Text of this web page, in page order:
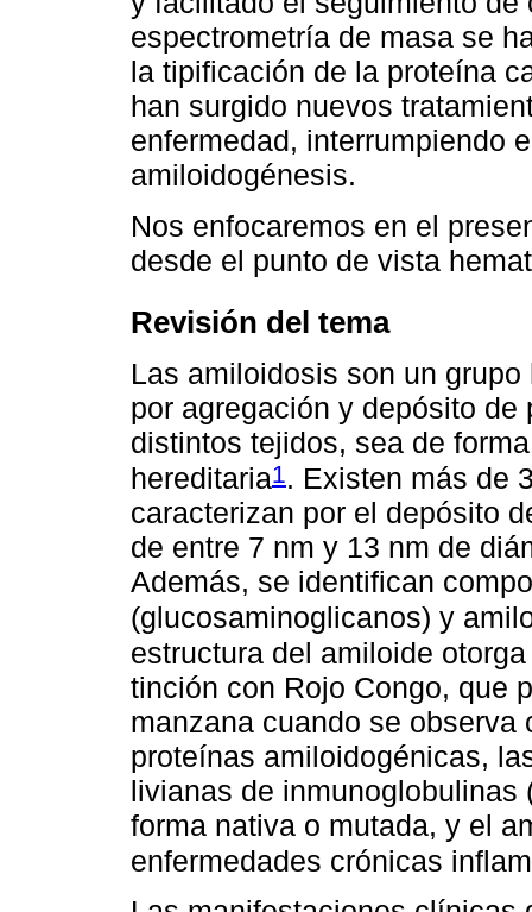
espectrometría de masa se
la tipificación de la proteína
han surgido nuevos
enfermedad, interrumpiendo
amiloidogénesis.
Nos enfocaremos en el
desde el punto de vista
Revisión del tema
Las amiloidosis son un
por agregación y depósito
distintos tejidos, sea de
hereditaria1. Existen más de
caracterizan por el depósito
de entre 7 nm y 13 nm de
Además, se identifican
(glucosaminoglicanos) y
estructura del amiloide
tinción con Rojo Congo, que
manzana cuando se
proteínas amiloidogénicas,
livianas de inmunoglobulinas
forma nativa o mutada, y el
enfermedades crónicas